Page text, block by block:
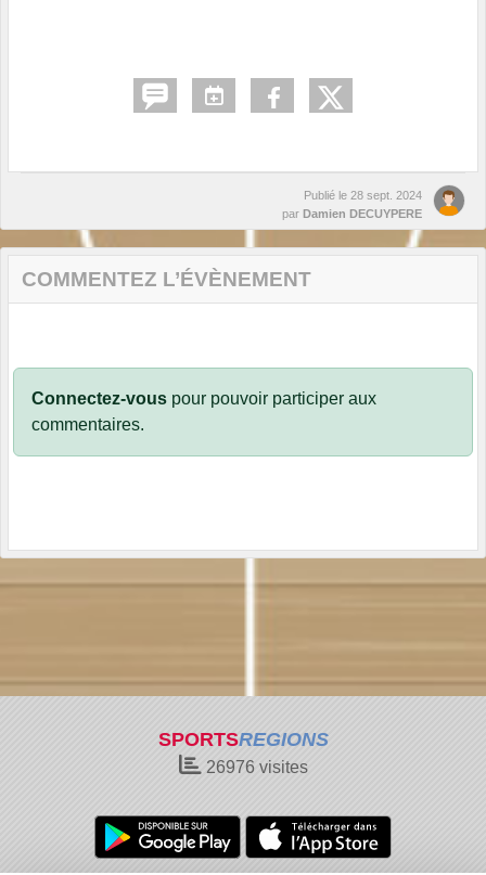
Publié le 28 sept. 2024
par Damien DECUYPERE
COMMENTEZ L’ÉVÈNEMENT
Connectez-vous pour pouvoir participer aux
commentaires.
SPORTSREGIONS
26976visites